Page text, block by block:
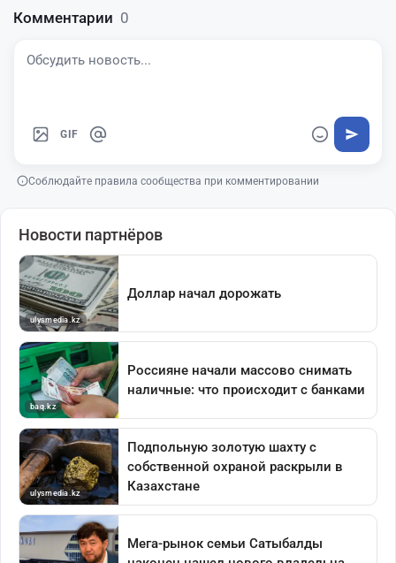
Комментарии 0
GIF
Соблюдайте правила сообщества при комментировании